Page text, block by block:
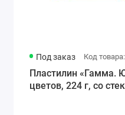
Под заказ Код
Пластилин «Гамма.
цветов, 224 г, со